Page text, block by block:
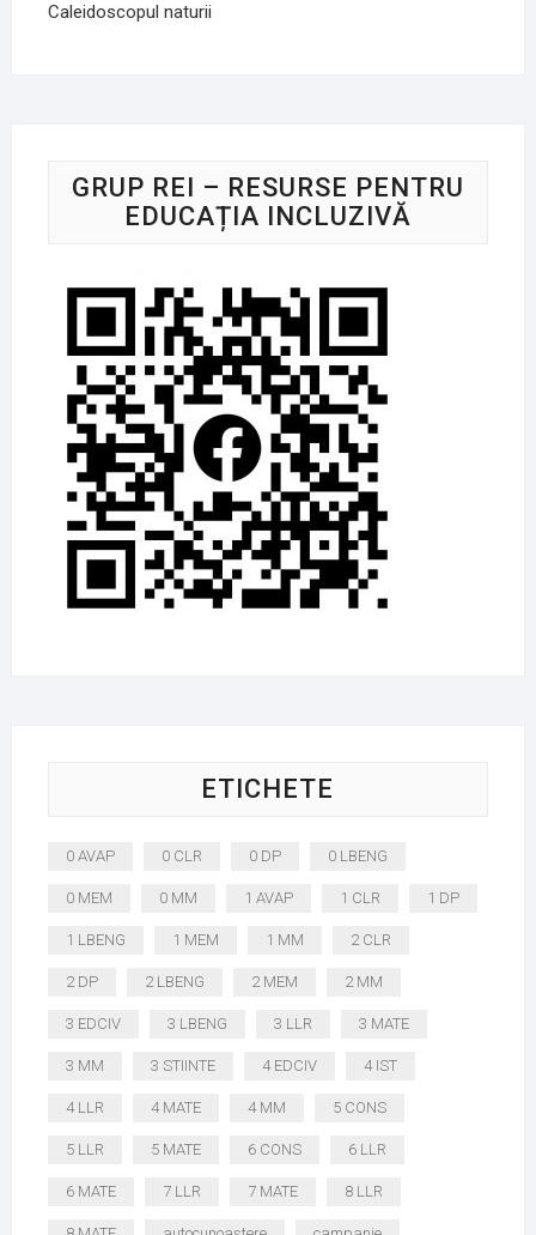
Caleidoscopul naturii
GRUP REI – RESURSE PENTRU
EDUCAȚIA INCLUZIVĂ
ETICHETE
0 AVAP 0 CLR 0 DP 0 LBENG
0 MEM 0 MM 1 AVAP 1 CLR 1 DP
1 LBENG 1 MEM 1 MM 2 CLR
2 DP 2 LBENG 2 MEM 2 MM
3 EDCIV 3 LBENG 3 LLR 3 MATE
3 MM 3 STIINTE 4 EDCIV 4 IST
4 LLR 4 MATE 4 MM 5 CONS
5 LLR 5 MATE 6 CONS 6 LLR
6 MATE 7 LLR 7 MATE 8 LLR